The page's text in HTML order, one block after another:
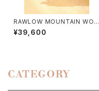
RAWLOW MOUNTAIN WOR
KS / RASCAL（BLACK）
¥39,600
CATEGORY